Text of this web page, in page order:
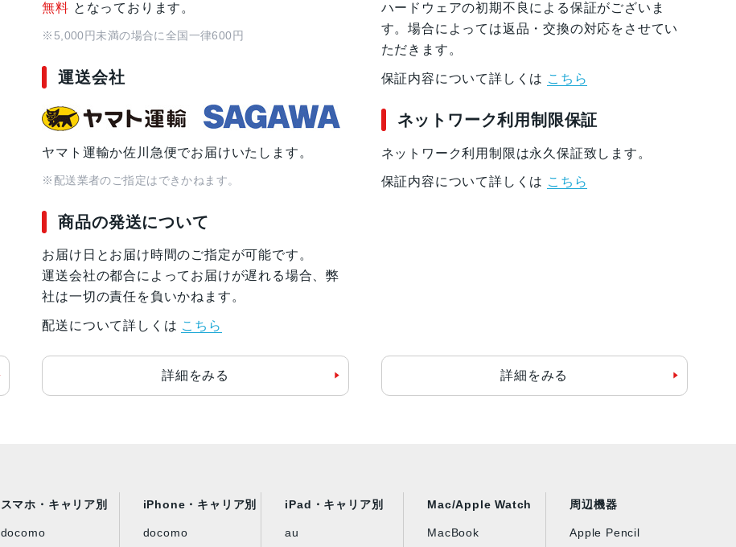
無料 となっております。
※5,000円未満の場合に全国一律600円
運送会社
ヤマト運輸か佐川急便でお届けいたします。
※配送業者のご指定はできかねます。
商品の発送について
お届け日とお届け時間のご指定が可能です。
運送会社の都合によってお届けが遅れる場合、弊
社は一切の責任を負いかねます。
配送について詳しくは こちら
詳細をみる
ハードウェアの初期不良による保証がございま
す。場合によっては返品・交換の対応をさせてい
ただきます。
保証内容について詳しくは こちら
ネットワーク利用制限保証
ネットワーク利用制限は永久保証致します。
保証内容について詳しくは こちら
詳細をみる
スマホ・キャリア別
docomo
iPhone・キャリア別
docomo
iPad・キャリア別
au
Mac/Apple Watch
MacBook
周辺機器
Apple Pencil